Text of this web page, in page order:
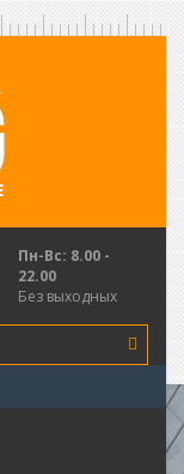
Пн-Вс: 8.00 -
22.00
Без выходных